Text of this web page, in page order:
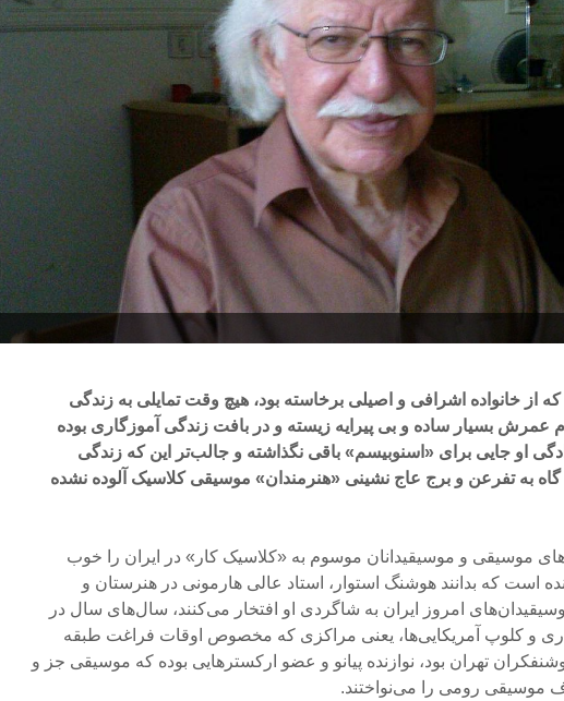
از خانواده اشرافی و اصیلی برخاسته بود، هیچ وقت تمایلی به زندگی
عمرش بسیار ساده و بی پیرایه زیسته و در بافت زندگی آموزگاری بوده
او جایی برای «اسنوبیسم» باقی نگذاشته و جالب‌تر این که زندگی
به تفرعن و برج عاج نشینی «هنرمندان» موسیقی کلاسیک آلوده نشده
موسیقی و موسیقیدانان موسوم به «کلاسیک کار» در ایران را خوب
است که بدانند هوشنگ استوار، استاد عالی هارمونی در هنرستان و
امروز ایران به شاگردی او افتخار می‌کنند، سال‌های سال در
و کلوپ آمریکایی‌ها، یعنی مراکزی که مخصوص اوقات فراغت طبقه
تهران بود، نوازنده پیانو و عضو ارکسترهایی بوده که موسیقی جز و
موسیقی رومی را می‌نواختند.